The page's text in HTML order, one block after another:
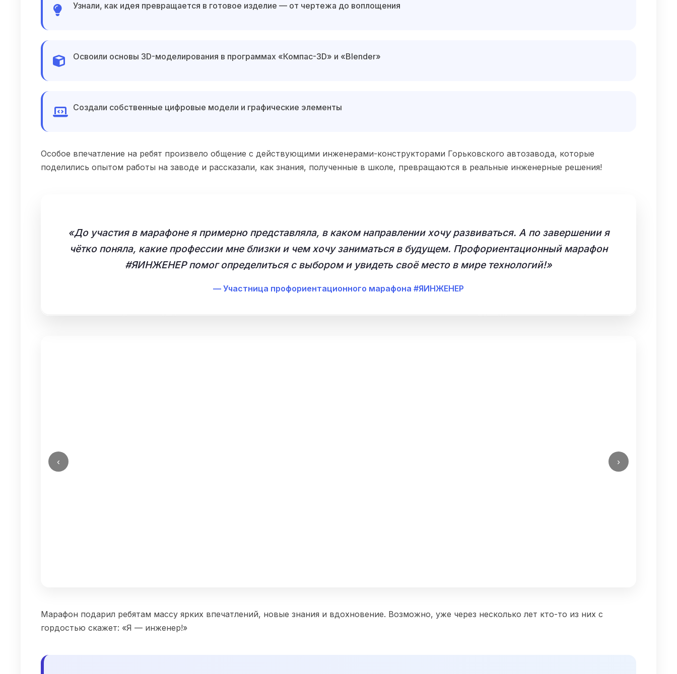
Узнали, как идея превращается в готовое изделие — от чертежа до воплощения
Освоили основы 3D-моделирования в программах «Компас-3D» и «Blender»
Создали собственные цифровые модели и графические элементы
Особое впечатление на ребят произвело общение с действующими инженерами-конструкторами Горьковского автозавода, которые
поделились опытом работы на заводе и рассказали, как знания, полученные в школе, превращаются в реальные инженерные решения!
«До участия в марафоне я примерно представляла, в каком направлении хочу развиваться. А по завершении я
чётко поняла, какие профессии мне близки и чем хочу заниматься в будущем. Профориентационный марафон
#ЯИНЖЕНЕР помог определиться с выбором и увидеть своё место в мире технологий!»
— Участница профориентационного марафона #ЯИНЖЕНЕР
‹ ›
Марафон подарил ребятам массу ярких впечатлений, новые знания и вдохновение. Возможно, уже через несколько лет кто-то из них с
гордостью скажет: «Я — инженер!»